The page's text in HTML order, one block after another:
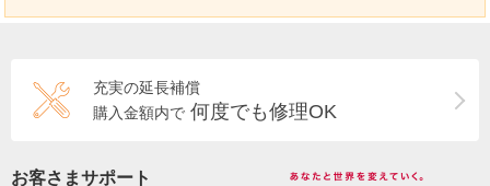
充実の延長補償
購入金額内で 何度でも修理OK
お客さまサポート